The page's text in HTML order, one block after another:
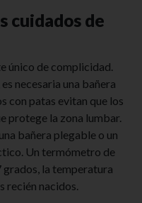
cuidados de
único de complicidad.
necesaria una bañera
con patas evitan que los
protege la zona lumbar.
bañera plegable o un
Un termómetro de
grados, la temperatura
recién nacidos.